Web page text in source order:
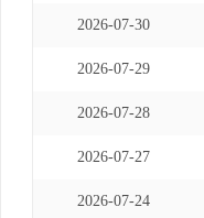
2026-07-30
2026-07-29
2026-07-28
2026-07-27
2026-07-24